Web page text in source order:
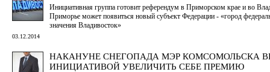
Инициативная группа готовит референдум в Приморском крае и во
Приморье может появиться новый субъект Федерации - «город
значения Владивосток»
03.12.2014
НАКАНУНЕ СНЕГОПАДА МЭР КОМСОМОЛЬСКА
ИНИЦИАТИВОЙ УВЕЛИЧИТЬ СЕБЕ ПРЕМИЮ